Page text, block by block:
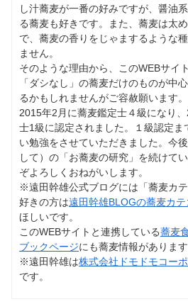
し汁蕎麦が一番の好みですが、醤油
る蕎麦も好きです。また、蕎麦は太
で、蕎麦の香りをじゃまするような
ません。
そのような理由から、このWEBサイ
「ダシなし」の蕎麦だけのものが中
るかもしれませんがご容赦願います。
2015年2月に蕎麦鑑定士４級になり
士1級に認定されました。１級認定ま
い勉強をさせていただきました。今
して）の「お蕎麦の研究」を続けて
ぞよろしくおねがいします。
※遠田幹雄公式ブログには「蕎麦カ
好きの方は遠田幹雄BLOGの蕎麦カテ
ほしいです。
このWEBサイトと連携している蕎麦
ブックページにも蕎麦情報があります
※遠田幹雄は株式会社ドモドモコー
です。